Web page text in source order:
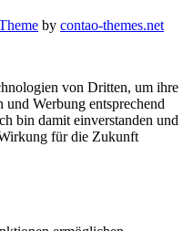
by contao-themes.net
von Dritten, um ihre
und Werbung entsprechend
bin damit einverstanden und
für die Zukunft